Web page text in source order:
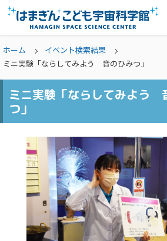
ホーム
イベント検索結果
ミニ実験「ならしてみよう 音のひみつ」
ミニ実験「ならしてみよう
つ」